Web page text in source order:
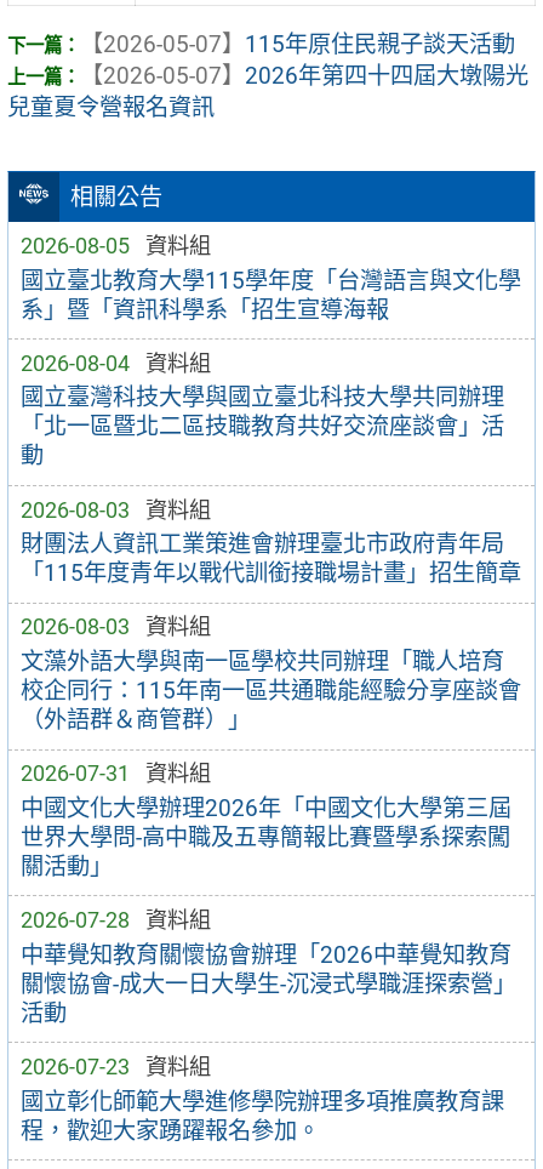
相關公告
2026-08-05 資料組
國立臺北教育大學115學年度「台灣語言與文化學
系」暨「資訊科學系「招生宣導海報
2026-08-04 資料組
國立臺灣科技大學與國立臺北科技大學共同辦理
「北一區暨北二區技職教育共好交流座談會」活
動
2026-08-03 資料組
財團法人資訊工業策進會辦理臺北市政府青年局
「115年度青年以戰代訓銜接職場計畫」招生簡章
2026-08-03 資料組
文藻外語大學與南一區學校共同辦理「職人培育
校企同行：115年南一區共通職能經驗分享座談會
（外語群＆商管群）」
2026-07-31 資料組
中國文化大學辦理2026年「中國文化大學第三屆
世界大學問-高中職及五專簡報比賽暨學系探索闖
關活動」
2026-07-28 資料組
中華覺知教育關懷協會辦理「2026中華覺知教育
關懷協會-成大一日大學生-沉浸式學職涯探索營」
活動
2026-07-23 資料組
國立彰化師範大學進修學院辦理多項推廣教育課
程，歡迎大家踴躍報名參加。
【2026-05-07】 115年原住民親子談天活動
【2026-05-07】 2026年第四十四屆大墩陽光
兒童夏令營報名資訊